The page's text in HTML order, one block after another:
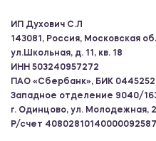
ИП Духович С.Л
143081, Россия, Московская
ул.Школьная, д. 11, кв. 18
ИНН 503240957272
ПАО «Сбербанк», БИК
Западное отделение 9040/
г. Одинцово, ул. Молодежная,
Р/счет 40802810140000092587